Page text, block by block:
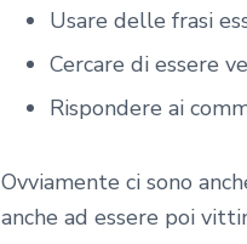
Usare delle frasi
Cercare di essere
Rispondere ai
Ovviamente ci sono
anche ad essere poi